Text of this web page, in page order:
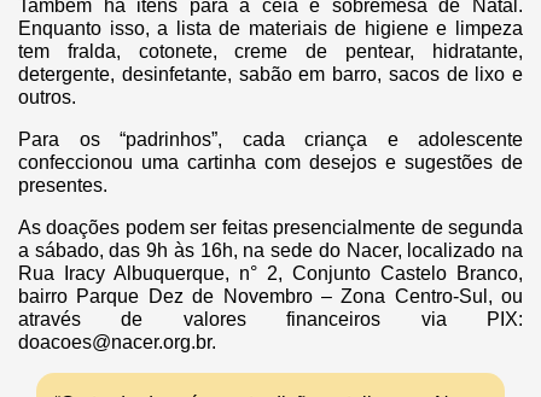
Também há itens para a ceia e sobremesa de Natal.
Enquanto isso, a lista de materiais de higiene e limpeza
tem fralda, cotonete, creme de pentear, hidratante,
detergente, desinfetante, sabão em barro, sacos de lixo e
outros.
Para os “padrinhos”, cada criança e adolescente
confeccionou uma cartinha com desejos e sugestões de
presentes.
As doações podem ser feitas presencialmente de segunda
a sábado, das 9h às 16h, na sede do Nacer, localizado na
Rua Iracy Albuquerque, n° 2, Conjunto Castelo Branco,
bairro Parque Dez de Novembro – Zona Centro-Sul, ou
através de valores financeiros via PIX:
doacoes@nacer.org.br.